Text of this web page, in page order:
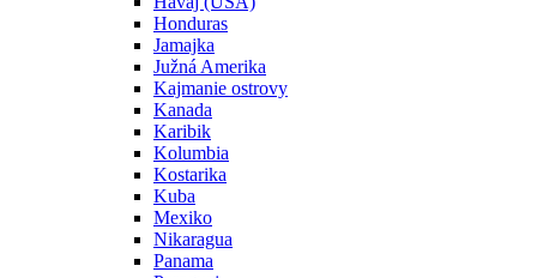
Honduras
Jamajka
Južná Amerika
Kajmanie ostrovy
Kanada
Karibik
Kolumbia
Kostarika
Kuba
Mexiko
Nikaragua
Panama